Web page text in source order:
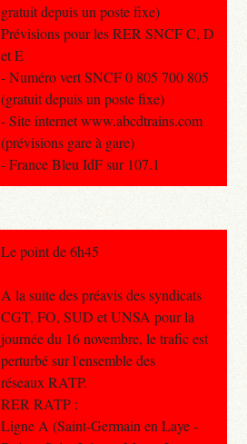
gratuit depuis un poste fixe)
Prévisions pour les RER SNCF C, D
et E
- Numéro vert SNCF 0 805 700 805
(gratuit depuis un poste fixe)
- Site internet www.abcdtrains.com
(prévisions gare à gare)
- France Bleu IdF sur 107.1
Le point de 6h45
A la suite des préavis des syndicats
CGT, FO, SUD et UNSA pour la
journée du 16 novembre, le trafic est
perturbé sur l'ensemble des
réseaux RATP.
RER RATP :
Ligne A (Saint-Germain en Laye -